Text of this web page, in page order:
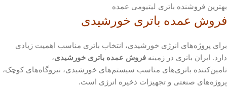
بهترین فروشنده باتری لیتیومی عمده
فروش عمده باتری خورشیدی
برای پروژه‌های انرژی خورشیدی، انتخاب باتری مناسب اهمیت زیادی
دارد. ایران باتری در زمینه فروش عمده باتری خورشیدی،
تامین‌کننده باتری‌های مناسب سیستم‌های خورشیدی، نیروگاه‌های کوچک،
پروژه‌های صنعتی و تجهیزات ذخیره انرژی است.